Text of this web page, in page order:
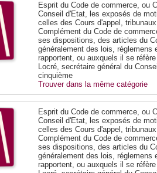
Esprit du Code de commerce, ou
Conseil d'Etat, les exposés de
celles des Cours d'appel,
Complément du Code de
ses dispositions, des articles du
généralement des lois, réglemens
rapportent, ou auxquels il se
Locré, secrétaire général du
cinquième
Trouver dans la même catégorie
Esprit du Code de commerce, ou
Conseil d'Etat, les exposés de
celles des Cours d'appel,
Complément du Code de
ses dispositions, des articles du
généralement des lois, réglemens
rapportent, ou auxquels il se